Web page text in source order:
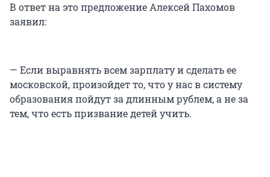
В ответ на это предложение Алексей Пахомов
заявил:
— Если выравнять всем зарплату и сделать ее
московской, произойдет то, что у нас в систему
образования пойдут за длинным рублем, а не за
тем, что есть призвание детей учить.